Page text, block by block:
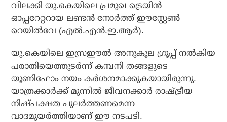
വിലക്കി യു.കെയിലെ പ്രമുഖ ട്രെയിന്‍
ഓപ്പറേറ്ററായ ലണ്ടന്‍ നോര്‍ത്ത് ഈസ്റ്റേണ്‍
റെയില്‍വേ (എല്‍.എന്‍.ഇ.ആര്‍).
യു.കെയിലെ ഇസ്രഈല്‍ അനുകൂല ഗ്രൂപ്പ് നല്‍കിയ
പരാതിയെത്തുടര്‍ന്ന് കമ്പനി തങ്ങളുടെ
യൂണിഫോം നയം കര്‍ശനമാക്കുകയായിരുന്നു.
യാത്രക്കാര്‍ക്ക് മുന്നില്‍ ജീവനക്കാര്‍ രാഷ്ട്രീയ
നിഷ്പക്ഷത പുലര്‍ത്തണമെന്ന
വാദമുയര്‍ത്തിയാണ് ഈ നടപടി.